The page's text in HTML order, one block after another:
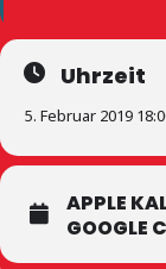
Uhrzeit
5. Februar 2019
APPLE
GOOGLE